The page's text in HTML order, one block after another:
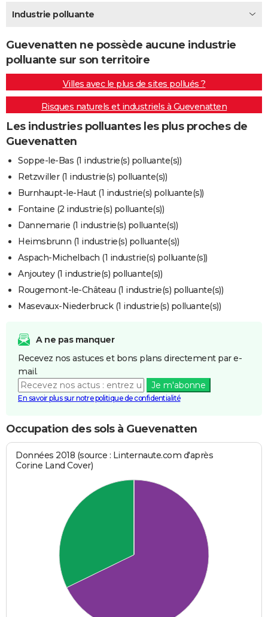
Destinations
City break
Voyage nature
Voyage de noces
Forum
Climat
+PHOTO
GUIDES D'ACHAT
BONS PLANS
CARTE DE VOEUX
Carte de Noël
Carte Bonne année
Carte Saint-Valentin
Carte Pâques
Carte d'anniversaire
DICTIONNAIRE
Dictionnaire
Biographies
Citations
Expressions
Proverbes
PROGRAMME TV
COPAINS D'AVANT
S'inscrire
Se connecter
Lycées
Collèges
Primaires
Universités
Entreprises
Service militaire
Avis de recherche
FORUM
Bricolage
Lifestyle
Culture
Sport
Auto
Television
Voyage
Cinema
Industrie polluante
Guevenatten ne possède aucune industrie
polluante sur son territoire
Villes avec le plus de sites pollués ?
Risques naturels et industriels à Guevenatten
Les industries polluantes les plus proches de
Guevenatten
Soppe-le-Bas (1 industrie(s) polluante(s))
Retzwiller (1 industrie(s) polluante(s))
Burnhaupt-le-Haut (1 industrie(s) polluante(s))
Fontaine (2 industrie(s) polluante(s))
Dannemarie (1 industrie(s) polluante(s))
Heimsbrunn (1 industrie(s) polluante(s))
Aspach-Michelbach (1 industrie(s) polluante(s))
Anjoutey (1 industrie(s) polluante(s))
Rougemont-le-Château (1 industrie(s) polluante(s))
Masevaux-Niederbruck (1 industrie(s) polluante(s))
A ne pas manquer
Recevez nos astuces et bons plans directement par e-
mail.
Je m'abonne
En savoir plus sur notre politique de confidentialité
Occupation des sols à Guevenatten
Données 2018 (source : Linternaute.com d'après
Corine Land Cover)